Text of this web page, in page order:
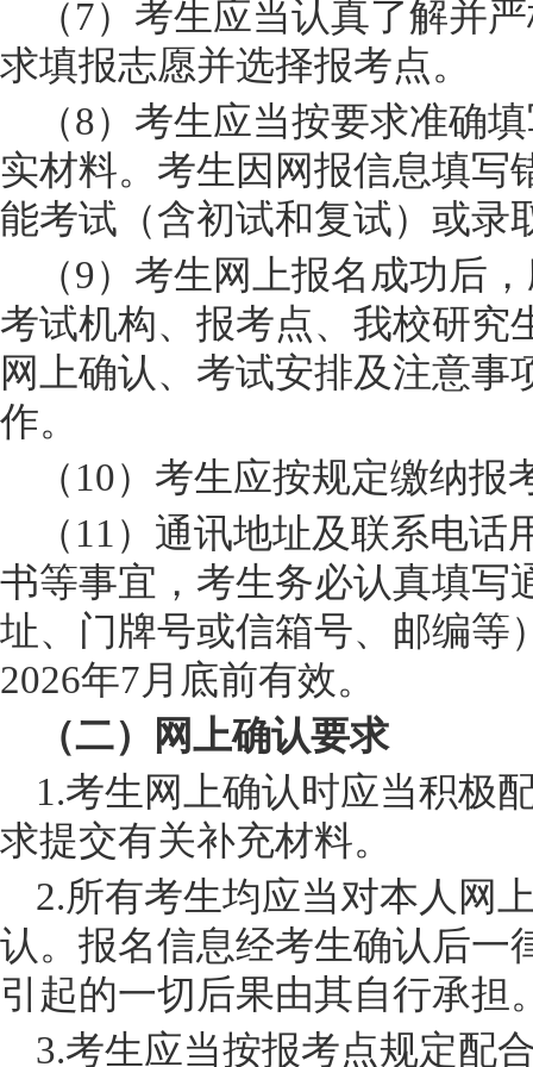
（7）考生应当认真了解并
求填报志愿并选择报考点。
（8）考生应当按要求准确
实材料。考生因网报信息填写
能考试（含初试和复试）或录
（9）考生网上报名成功后
考试机构、报考点、我校研究
网上确认、考试安排及注意事
作。
（ 10）考生应按规定缴纳报
（ 11）通讯地址及联系电话
书等事宜，考生务必认真填写
址、门牌号或信箱号、邮编等
2026年7月底前有效。
（二）网上确认要求
1.考生网上确认时应当积极
求提交有关补充材料。
2.所有考生均应当对本人网
认。报名信息经考生确认后一
引起的一切后果由其自行承担
3.考生应当按报考点规定配